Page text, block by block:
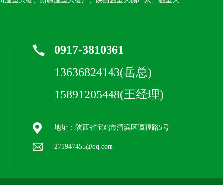
0917-3810361
13636824143(岳总)
15891205448(王经理)
地址：陕西省宝鸡市渭滨区谭福路5号
271947455@qq.com